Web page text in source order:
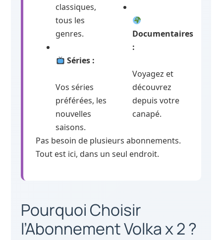
classiques,
tous les
genres.
Séries :
Vos séries
préférées, les
nouvelles
saisons.
Documentaires
:
Voyagez et
découvrez
depuis votre
canapé.
Pas besoin de plusieurs abonnements.
Tout est ici, dans un seul endroit.
Pourquoi Choisir
l’Abonnement Volka x 2 ?